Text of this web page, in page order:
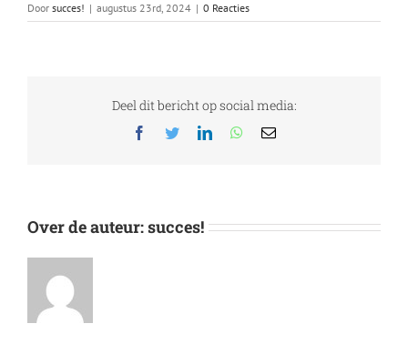
Door succes! | augustus 23rd, 2024 | 0 Reacties
Deel dit bericht op social media:
Facebook
TwitterLinkedInWhatsApp
E-
Over de auteur:succes!